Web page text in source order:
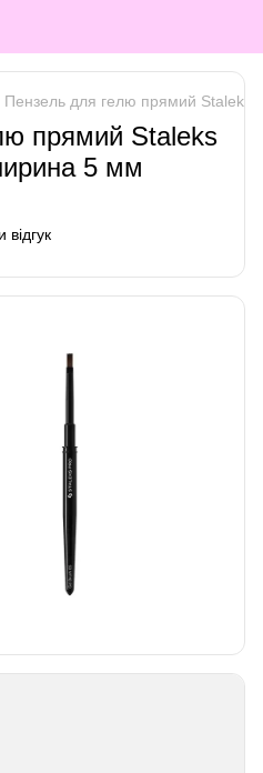
Пензель для гелю прямий
прямий Staleks
5 мм
відгук